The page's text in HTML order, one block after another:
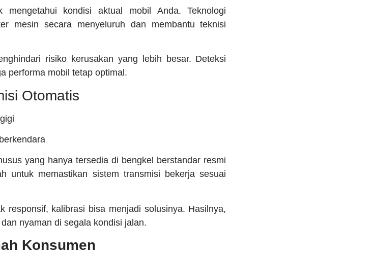
mengetahui kondisi aktual mobil Anda. Teknologi
mesin secara menyeluruh dan membantu teknisi
risiko kerusakan yang lebih besar. Deteksi
performa mobil tetap optimal.
Otomatis
yang hanya tersedia di bengkel berstandar resmi
untuk memastikan sistem transmisi bekerja sesuai
responsif, kalibrasi bisa menjadi solusinya. Hasilnya,
nyaman di segala kondisi jalan.
Konsumen